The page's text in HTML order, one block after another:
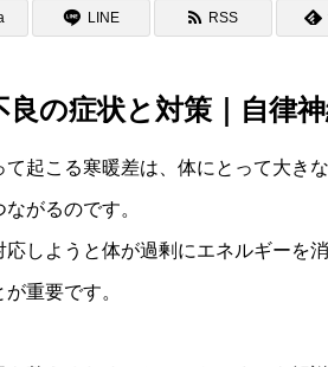
LINE RSS
の症状と対策｜自律
起こる寒暖差は、体にとって大き
がるのです。
しようと体が過剰にエネルギーを
重要です。